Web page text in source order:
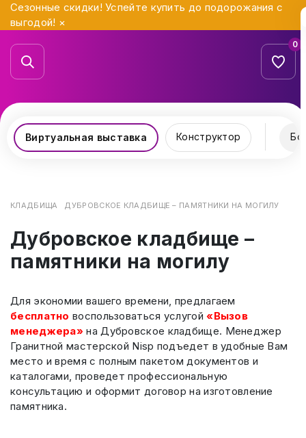
Сезонные скидки! Успейте купить до подорожания с
выгодой! ×
0
Виртуальная выставка Конструктор
КЛАДБИЩА ДУБРОВСКОЕ КЛАДБИЩЕ – ПАМЯТНИКИ НА МОГИЛУ
Дубровское кладбище –
памятники на могилу
Для экономии вашего времени, предлагаем
бесплатно воспользоваться услугой«Вызов
менеджера» на Дубровское кладбище. Менеджер
Гранитной мастерской Nisp подъедет в удобные Вам
место и время с полным пакетом документов и
каталогами, проведет профессиональную
консультацию и оформит договор на изготовление
памятника.